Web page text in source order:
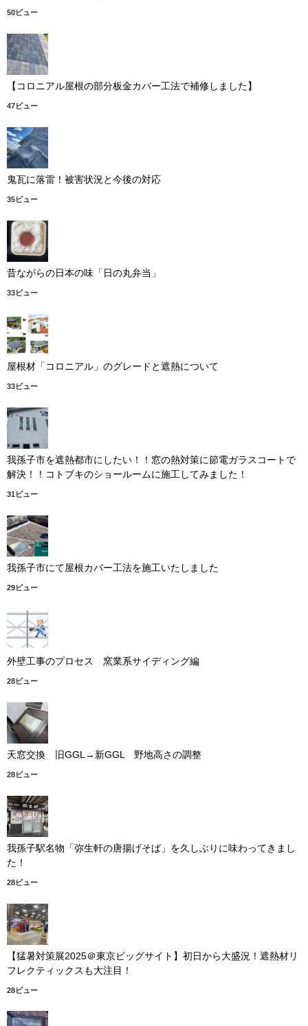
50ビュー
【コロニアル屋根の部分板金カバー工法で補修しました】
47ビュー
鬼瓦に落雷！被害状況と今後の対応
35ビュー
昔ながらの日本の味「日の丸弁当」
33ビュー
屋根材「コロニアル」のグレードと遮熱について
33ビュー
我孫子市を遮熱都市にしたい！！窓の熱対策に節電ガラスコートで
解決！！コトブキのショールームに施工してみました！
31ビュー
我孫子市にて屋根カバー工法を施工いたしました
29ビュー
外壁工事のプロセス 窯業系サイディング編
28ビュー
天窓交換 旧GGL→新GGL 野地高さの調整
28ビュー
我孫子駅名物「弥生軒の唐揚げそば」を久しぶりに味わってきまし
た！
28ビュー
【猛暑対策展2025＠東京ビッグサイト】初日から大盛況！遮熱材リ
フレクティックスも大注目！
28ビュー